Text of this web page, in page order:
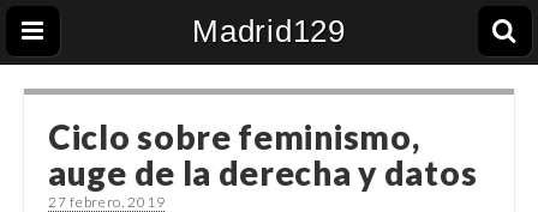
Madrid129
Ciclo sobre feminismo,
auge de la derecha y datos
27 febrero, 2019